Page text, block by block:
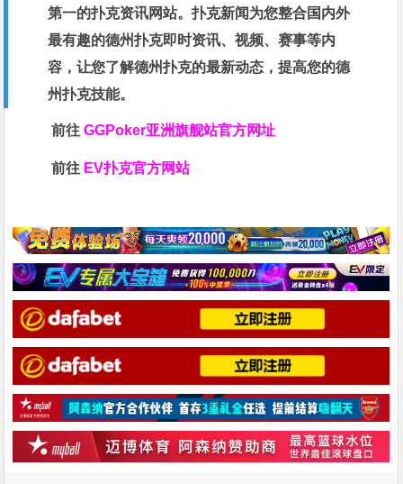
第一的扑克资讯网站。扑克新闻为您整合国内外
最有趣的德州扑克即时资讯、视频、赛事等内
容，让您了解德州扑克的最新动态，提高您的德
州扑克技能。
前往GGPoker亚洲旗舰站官方网址
前往 EV扑克官方网站